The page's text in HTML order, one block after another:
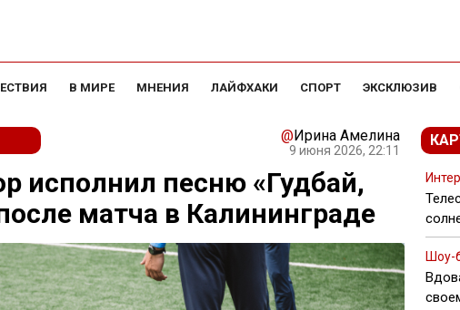
В МИРЕ МНЕНИЯ ЛАЙФХАКИ СПОРТ ЭКСКЛЮЗИВ
@Ирина Амелина
9 июня 2026, 22:11
исполнил песню «Гудбай,
матча в Калининграде
Шоу-